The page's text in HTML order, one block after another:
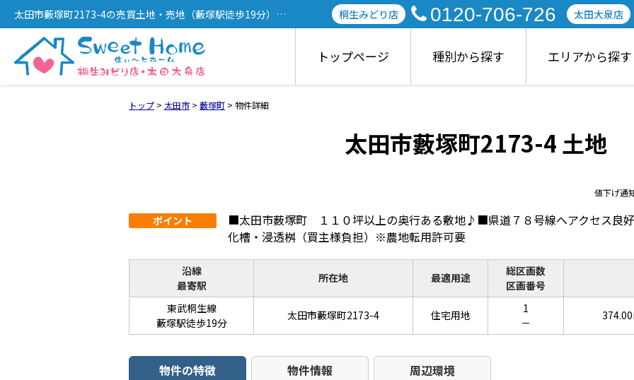
太田市藪塚町2173-4の売買土地・売地（藪塚駅徒歩19分）
[13200]
桐生みどり店 0120-706-726 太田大泉店
トップページ 種別から探す エリアから探す
トップ > 太田市 > 藪塚町 > 物件詳細
太田市藪塚町2173-4 土地
値下げ通
ポイント
■太田市薮塚町 １１０坪以上の奥行ある敷地♪■県道７８号線へアクセス
化槽・浸透桝（買主様負担）※農地転用許可要
沿線
最寄駅
所在地 最適用途
総区画数
区画番号
東武桐生線
藪塚駅徒歩19分
太田市藪塚町2173-4 住宅用地
1
－
物件の特徴 物件情報 周辺環境